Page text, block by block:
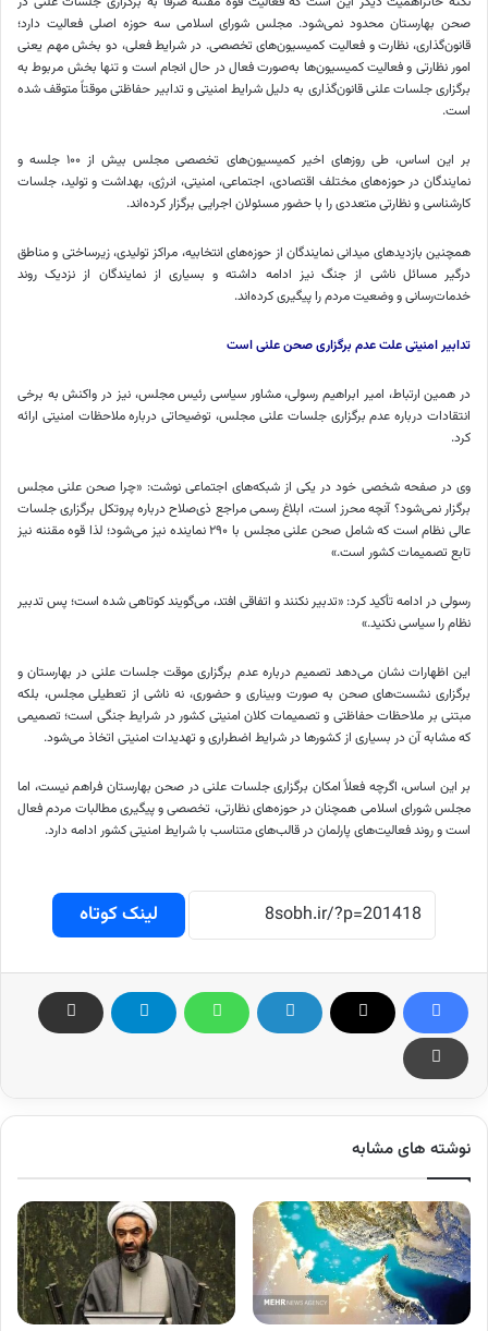
صحن بهارستان محدود نمی‌شود. مجلس شورای اسلامی سه حوزه اصلی فعالیت دارد؛
قانون‌گذاری، نظارت و فعالیت کمیسیون‌های تخصصی. در شرایط فعلی، دو بخش مهم یعنی
امور نظارتی و فعالیت کمیسیون‌ها به‌صورت فعال در حال انجام است و تنها بخش مربوط به
برگزاری جلسات علنی قانون‌گذاری به دلیل شرایط امنیتی و تدابیر حفاظتی موقتاً متوقف شده
است.
بر این اساس، طی روزهای اخیر کمیسیون‌های تخصصی مجلس بیش از ۱۰۰ جلسه و
نمایندگان در حوزه‌های مختلف اقتصادی، اجتماعی، امنیتی، انرژی، بهداشت و تولید، جلسات
کارشناسی و نظارتی متعددی را با حضور مسئولان اجرایی برگزار کرده‌اند.
همچنین بازدیدهای میدانی نمایندگان از حوزه‌های انتخابیه، مراکز تولیدی، زیرساختی و مناطق
درگیر مسائل ناشی از جنگ نیز ادامه داشته و بسیاری از نمایندگان از نزدیک روند
خدمات‌رسانی و وضعیت مردم را پیگیری کرده‌اند.
تدابیر امنیتی علت عدم برگزاری صحن علنی است
در همین ارتباط، امیر ابراهیم رسولی، مشاور سیاسی رئیس مجلس، نیز در واکنش به برخی
انتقادات درباره عدم برگزاری جلسات علنی مجلس، توضیحاتی درباره ملاحظات امنیتی ارائه
کرد.
وی در صفحه شخصی خود در یکی از شبکه‌های اجتماعی نوشت: «چرا صحن علنی مجلس
برگزار نمی‌شود؟ آنچه محرز است، ابلاغ رسمی مراجع ذی‌صلاح درباره پروتکل برگزاری جلسات
عالی نظام است که شامل صحن علنی مجلس با ۲۹۰ نماینده نیز می‌شود؛ لذا قوه مقننه نیز
تابع تصمیمات کشور است.»
رسولی در ادامه تأکید کرد: «تدبیر نکنند و اتفاقی افتد، می‌گویند کوتاهی شده است؛ پس تدبیر
نظام را سیاسی نکنید.»
این اظهارات نشان می‌دهد تصمیم درباره عدم برگزاری موقت جلسات علنی در بهارستان و
برگزاری نشست‌های صحن به صورت وبیناری و حضوری، نه ناشی از تعطیلی مجلس، بلکه
مبتنی بر ملاحظات حفاظتی و تصمیمات کلان امنیتی کشور در شرایط جنگی است؛ تصمیمی
که مشابه آن در بسیاری از کشورها در شرایط اضطراری و تهدیدات امنیتی اتخاذ می‌شود.
بر این اساس، اگرچه فعلاً امکان برگزاری جلسات علنی در صحن بهارستان فراهم نیست، اما
مجلس شورای اسلامی همچنان در حوزه‌های نظارتی، تخصصی و پیگیری مطالبات مردم فعال
است و روند فعالیت‌های پارلمان در قالب‌های متناسب با شرایط امنیتی کشور ادامه دارد.
لینک کوتاه
نوشته های مشابه